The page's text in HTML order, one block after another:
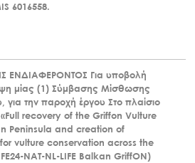
6016558.
ΕΝΔΙΑΦΕΡΟΝΤΟΣ Για υποβολή
μίας (1) Σύμβασης Μίσθωσης
για την παροχή έργου Στο πλαίσιο
recovery of the Griffon Vulture
Peninsula and creation of
vulture conservation across the
NAT-NL-LIFE Balkan GriffON)